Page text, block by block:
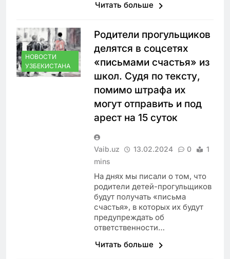
Читать больше
НОВОСТИ
УЗБЕКИСТАНА
Родители прогульщиков
делятся в соцсетях
«письмами счастья» из
школ. Судя по тексту,
помимо штрафа их
могут отправить и под
арест на 15 суток
Vaib.uz 13.02.2024 0
1
mins
На днях мы писали о том, что
родители детей-прогульщиков
будут получать «письма
счастья», в которых их будут
предупреждать об
ответственности…
Читать больше